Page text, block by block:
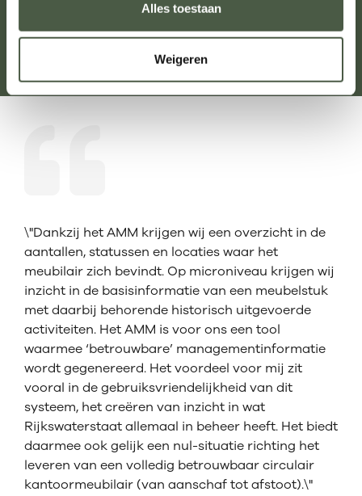
Alles toestaan
Weigeren
verschillende
vestigingen
\"Dankzij het AMM krijgen wij een overzicht in de
aantallen, statussen en locaties waar het
meubilair zich bevindt. Op microniveau krijgen wij
inzicht in de basisinformatie van een meubelstuk
met daarbij behorende historisch uitgevoerde
activiteiten. Het AMM is voor ons een tool
waarmee ‘betrouwbare’ managementinformatie
wordt gegenereerd. Het voordeel voor mij zit
vooral in de gebruiksvriendelijkheid van dit
systeem, het creëren van inzicht in wat
Rijkswaterstaat allemaal in beheer heeft. Het biedt
daarmee ook gelijk een nul-situatie richting het
leveren van een volledig betrouwbaar circulair
kantoormeubilair (van aanschaf tot afstoot).\"